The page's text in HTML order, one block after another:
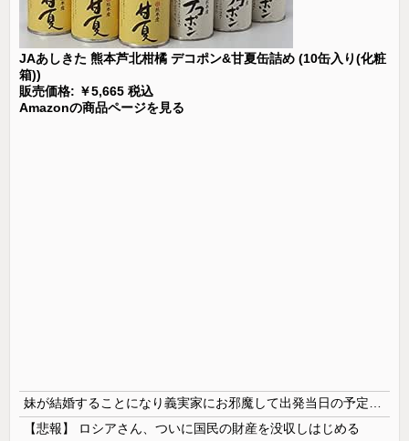
JAあしきた 熊本芦北柑橘 デコポン&甘夏缶詰め (10缶入り(化粧
箱))
販売価格: ￥5,665 税込
Amazonの商品ページを見る
【悲報】 ロシアさん、ついに国民の財産を没収しはじめる